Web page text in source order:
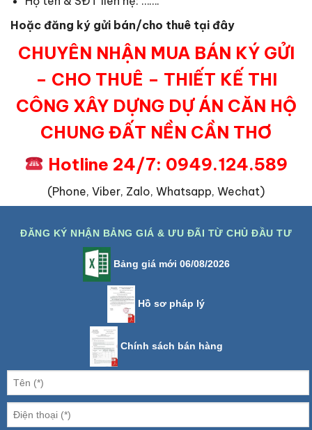
Hoặc đăng ký gửi bán/cho thuê tại đây
CHUYÊN NHẬN MUA BÁN KÝ GỬI
– CHO THUÊ – THIẾT KẾ THI
CÔNG XÂY DỰNG DỰ ÁN CĂN HỘ
CHUNG ĐẤT NỀN CẦN THƠ
Hotline 24/7: 0949.124.589
(Phone, Viber, Zalo, Whatsapp, Wechat)
ĐĂNG KÝ NHẬN BẢNG GIÁ & ƯU ĐÃI TỪ CHỦ ĐẦU TƯ
Bảng giá mới 06/08/2026
Hồ sơ pháp lý
Chính sách bán hàng